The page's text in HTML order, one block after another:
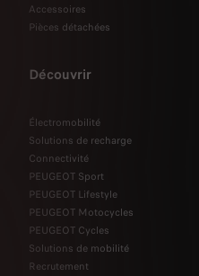
Accessoires
Pièces détachées
Découvrir
Électromobilité
Solutions de recharge
Connectivité
PEUGEOT Sport
PEUGEOT Lifestyle
PEUGEOT Motocycles
PEUGEOT Cycles
Solutions de mobilité
Recrutement